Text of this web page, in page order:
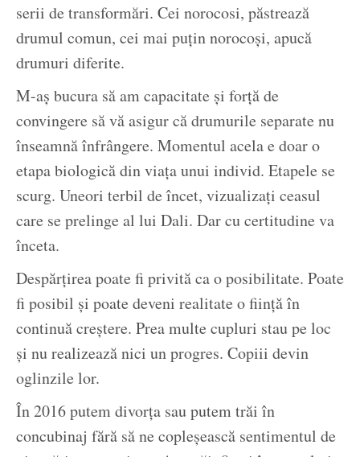
serii de transformări. Cei norocosi, păstrează
drumul comun, cei mai puțin norocoși, apucă
drumuri diferite.
M-aș bucura să am capacitate și forță de
convingere să vă asigur că drumurile separate nu
înseamnă înfrângere. Momentul acela e doar o
etapa biologică din viața unui individ. Etapele se
scurg. Uneori terbil de încet, vizualizați ceasul
care se prelinge al lui Dali. Dar cu certitudine va
înceta.
Despărțirea poate fi privită ca o posibilitate. Poate
fi posibil și poate deveni realitate o ființă în
continuă creștere. Prea multe cupluri stau pe loc
și nu realizează nici un progres. Copiii devin
oglinzile lor.
În 2016 putem divorța sau putem trăi în
concubinaj fără să ne copleșească sentimentul de